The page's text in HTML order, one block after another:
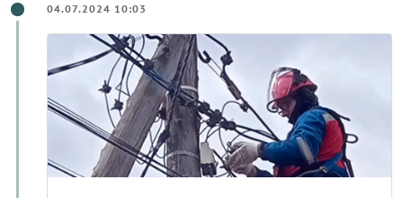
04.07.2024 10:03